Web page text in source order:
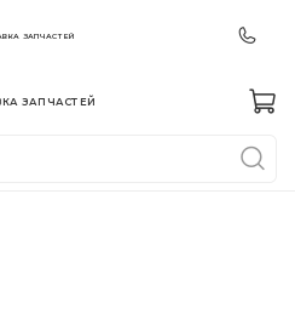
ЗАПЧАСТЕЙ
ЗАПЧАСТЕЙ